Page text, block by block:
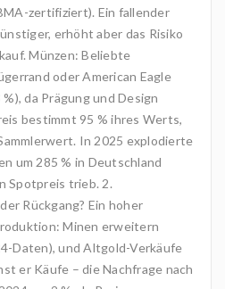
zertifiziert). Ein fallender
erhöht aber das Risiko
Münzen: Beliebte
oder American Eagle
da Prägung und Design
bestimmt 95 % ihres Werts,
In 2025 explodierte
um 285 % in Deutschland
Spotpreis trieb. 2.
Rückgang? Ein hoher
Minen erweitern
Daten), und Altgold-Verkäufe
er Käufe – die Nachfrage nach